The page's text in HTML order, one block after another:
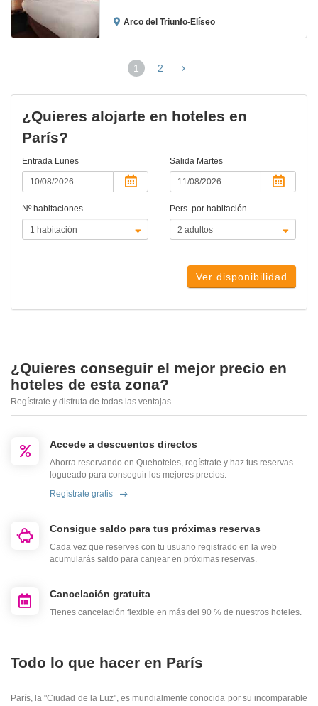
Arco del Triunfo-Elíseo
1
(página
2
¿Quieres alojarte en hoteles en
París?
Entrada Lunes Salida Martes
Nº habitaciones Pers. por habitación
Ver disponibilidad
¿Quieres conseguir el mejor precio en
hoteles de esta zona?
Regístrate y disfruta de todas las ventajas
Accede a descuentos directos
Ahorra reservando en Quehoteles, regístrate y haz tus reservas
logueado para conseguir los mejores precios.
Regístrate gratis
Consigue saldo para tus próximas reservas
Cada vez que reserves con tu usuario registrado en la web
acumularás saldo para canjear en próximas reservas.
Cancelación gratuita
Tienes cancelación flexible en más del 90 % de nuestros hoteles.
Todo lo que hacer en París
París, la "Ciudad de la Luz", es mundialmente conocida por su incomparable